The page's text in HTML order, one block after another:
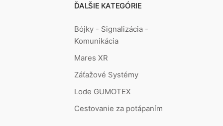
ĎALŠIE KATEGÓRIE
Bójky - Signalizácia -
Komunikácia
Mares XR
Záťažové Systémy
Lode GUMOTEX
Cestovanie za potápaním